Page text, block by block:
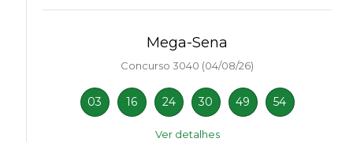
Mega-Sena
Concurso 3040 (04/08/26)
03 16 24 30 49 54
Ver detalhes